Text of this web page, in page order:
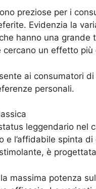
preziose per i
Evidenzia la
hanno una
cercano un effetto più
ai consumatori
personali.
leggendario nel
e l’affidabile spinta
è
massima potenza